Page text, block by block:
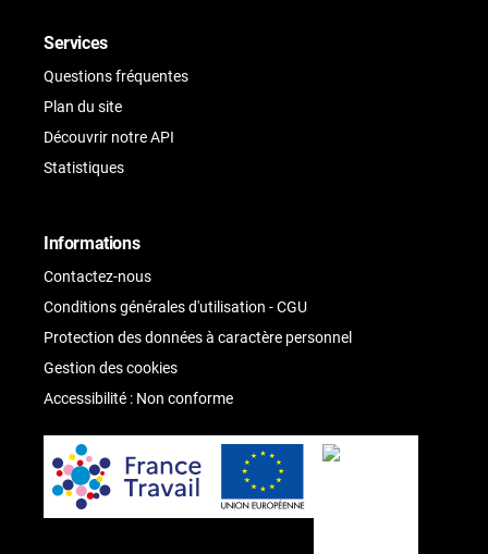
Services
Questions fréquentes
Plan du site
Découvrir notre API
Statistiques
Informations
Contactez-nous
Conditions générales d'utilisation - CGU
Protection des données à caractère personnel
Gestion des cookies
Accessibilité : Non conforme